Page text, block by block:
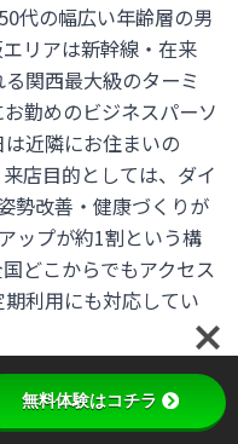
代の幅広い年齢層の男
リアは新幹線・在来
関西最大級のターミ
勤めのビジネスパーソ
近隣にお住まいの
店目的としては、ダイ
勢改善・健康づくりが
ップが約1割という構
どこからでもアクセス
利用にも対応してい
無料体験はコチラ